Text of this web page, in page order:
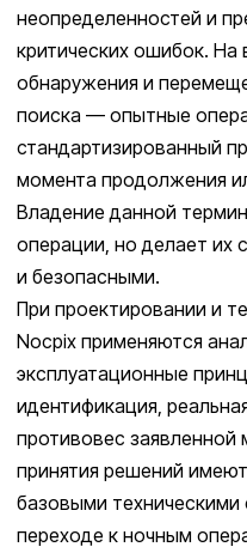
неопределенностей и
критических ошибок. На
обнаружения и
поиска — опытные
стандартизированный
момента продолжения
Владение данной
операции, но делает их
и безопасными.
При проектировании и
Nocpix применяются
эксплуатационные
идентификация,
противовес заявленной
принятия решений
базовыми
переходе к ночным